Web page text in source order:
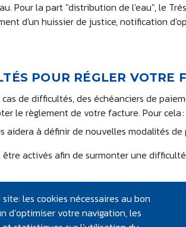
Pour la part "distribution de l'eau", le
d'un huissier de justice, notification
POUR RÉGLER VOTRE
cas de difficultés, des échéanciers de
le règlement de votre facture. Pour cela :
aidera à définir de nouvelles modalités de
activés afin de surmonter une
l’intermédiaire des services sociaux de
de votre mairie.
les cookies nécessaires au bon
d’optimiser votre navigation, les